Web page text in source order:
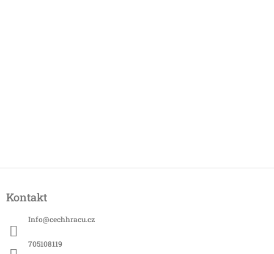
pKontakt
Info@cechhracu.cz
705108119